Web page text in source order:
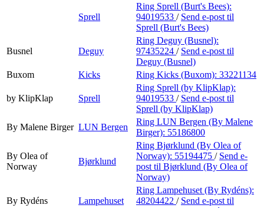
Sprell
Ring Sprell (Burt's Bees):
94019533 / Send e-post til
Sprell (Burt's Bees)
Busnel Deguy
Ring Deguy (Busnel):
97435224 / Send e-post til
Deguy (Busnel)
Buxom
Kicks Ring Kicks (Buxom): 33221134
by KlipKlap Sprell
Ring Sprell (by KlipKlap):
94019533 / Send e-post til
Sprell (by KlipKlap)
By Malene Birger LUN Bergen
Ring LUN Bergen (By Malene
Birger): 55186800
By Olea of
Norway
Bjørklund
Ring Bjørklund (By Olea of
Norway): 55194475 / Send e-
post til Bjørklund (By Olea of
Norway)
By Rydéns Lampehuset
Ring Lampehuset (By Rydéns):
48204422 / Send e-post til